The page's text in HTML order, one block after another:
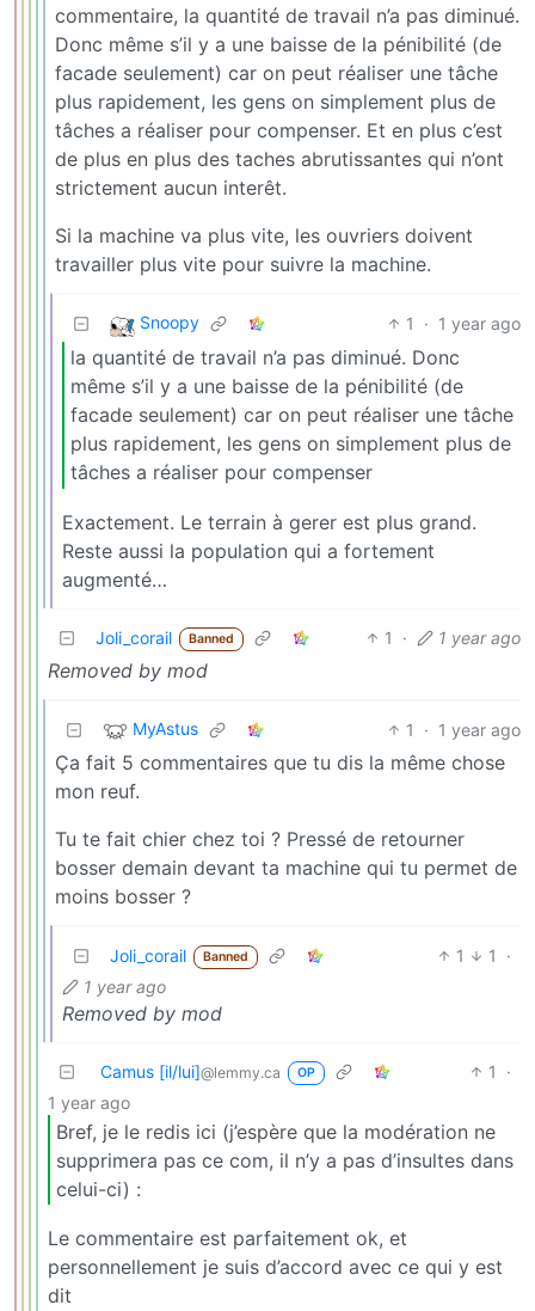
commentaire, la quantité de travail n’a pas diminué.
Donc même s’il y a une baisse de la pénibilité (de
facade seulement) car on peut réaliser une tâche
plus rapidement, les gens on simplement plus de
tâches a réaliser pour compenser. Et en plus c’est
de plus en plus des taches abrutissantes qui n’ont
strictement aucun interêt.
Si la machine va plus vite, les ouvriers doivent
travailler plus vite pour suivre la machine.
Snoopy 1 · 1 year ago
la quantité de travail n’a pas diminué. Donc
même s’il y a une baisse de la pénibilité (de
facade seulement) car on peut réaliser une tâche
plus rapidement, les gens on simplement plus de
tâches a réaliser pour compenser
Exactement. Le terrain à gerer est plus grand.
Reste aussi la population qui a fortement
augmenté…
Joli_corail Banned 1 · 1 year ago
Removed by mod
MyAstus 1 · 1 year ago
Ça fait 5 commentaires que tu dis la même chose
mon reuf.
Tu te fait chier chez toi ? Pressé de retourner
bosser demain devant ta machine qui tu permet de
moins bosser ?
Joli_corail Banned 1 1
·
1 year ago
Removed by mod
Camus [il/lui]@lemmy.ca OP 1
·
1 year ago
Bref, je le redis ici (j’espère que la modération ne
supprimera pas ce com, il n’y a pas d’insultes dans
celui-ci) :
Le commentaire est parfaitement ok, et
personnellement je suis d’accord avec ce qui y est
dit